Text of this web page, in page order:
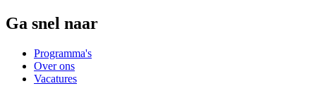
Ga snel naar
Programma's
Over ons
Vacatures